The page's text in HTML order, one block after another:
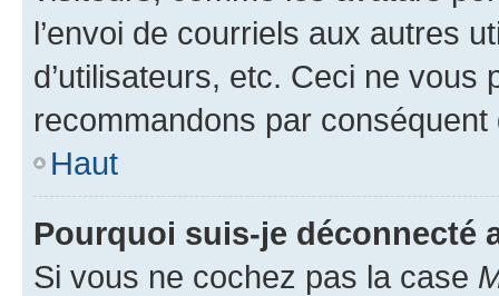
l’envoi de courriels aux autres
d’utilisateurs, etc. Ceci ne vous
recommandons par conséquent
Haut
Pourquoi suis-je déconnecté
Si vous ne cochez pas la case